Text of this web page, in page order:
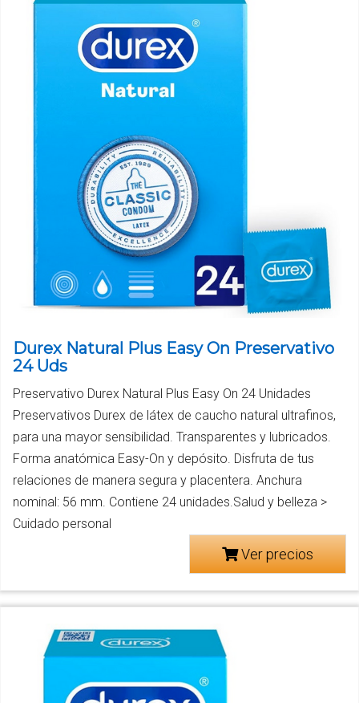
Durex Natural Plus Easy On Preservativo
24 Uds
Preservativo Durex Natural Plus Easy On 24 Unidades
Preservativos Durex de látex de caucho natural ultrafinos,
para una mayor sensibilidad. Transparentes y lubricados.
Forma anatómica Easy-On y depósito. Disfruta de tus
relaciones de manera segura y placentera. Anchura
nominal: 56 mm. Contiene 24 unidades.Salud y belleza >
Cuidado personal
Ver precios